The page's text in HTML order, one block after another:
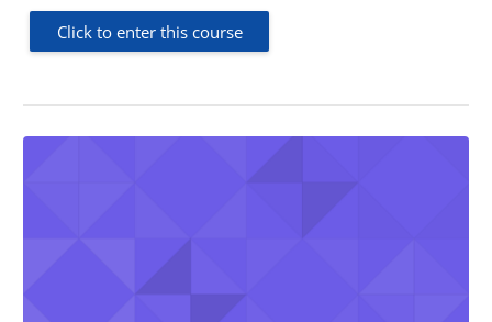
Click to enter this course